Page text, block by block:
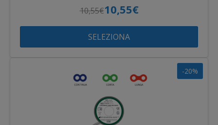
10,55€10,55€
SELEZIONA
-20%